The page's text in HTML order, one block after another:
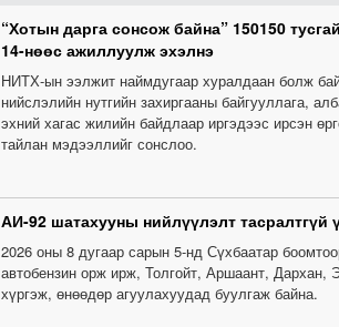
“Хотын дарга сонсож байна” 150150
14-нөөс ажиллуулж эхэлнэ
НИТХ-ын ээлжит наймдугаар хуралдаан болж
нийслэлийн нутгийн захиргааны байгууллага,
эхний хагас жилийн байдлаар иргэдээс ирсэн
тайлан мэдээллийг сонслоо.
АИ-92 шатахууны нийлүүлэлт тасралтгүй
2026 оны 8 дугаар сарын 5-нд Сүхбаатар
автобензин орж ирж, Толгойт, Аршаант, Дархан,
хүргэж, өнөөдөр агуулахуудад буулгаж байна.